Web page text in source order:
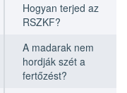
Hogyan terjed az
RSZKF?
A madarak nem
hordják szét a
fertőzést?